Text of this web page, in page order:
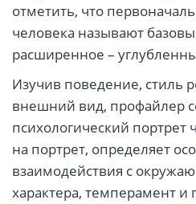
отметить, что
человека называют
расширенное –
Изучив поведение, стиль
внешний вид, профайлер
психологический портрет
на портрет, определяет
взаимодействия с
характера, темперамент и